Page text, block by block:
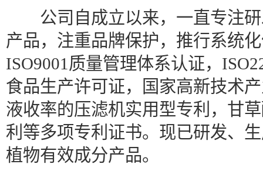
公司自成立以来，一直专注研
产品，注重品牌保护，推行系统
ISO9001质量管理体系认证，
食品生产许可证，国家高新技术
液收率的压滤机实用型专利，甘
利等多项专利证书。现已研发、
植物有效成分产品。